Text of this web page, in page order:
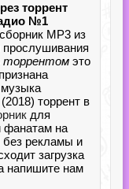
торрент
№1
MP3 из
прослушивания
торрентом это
торрент в
для
фанатам на
без рекламы и
загрузка
напишите нам